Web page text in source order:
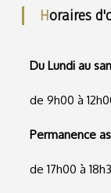
Horaires
Du Lundi au
de 9h00 à
Permanence
de 17h00 à